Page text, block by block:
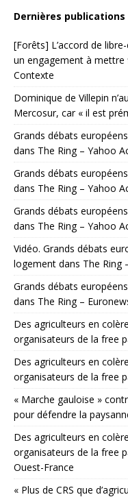
Dernières publications
[Forêts] L’accord de
un engagement à mettre
Contexte
Dominique de Villepin
Mercosur, car « il est
Grands débats
dans The Ring – Yahoo
Grands débats
dans The Ring – Yahoo
Grands débats
dans The Ring – Yahoo
Vidéo. Grands débats
logement dans The Ring
Grands débats
dans The Ring –
Des agriculteurs en
organisateurs de la free
Des agriculteurs en
organisateurs de la free
« Marche gauloise »
pour défendre la
Des agriculteurs en
organisateurs de la free
Ouest-France
« Plus de CRS que